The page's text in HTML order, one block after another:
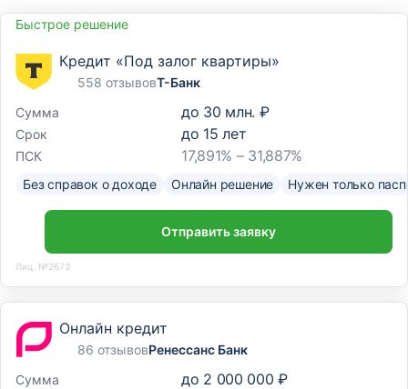
Быстрое решение
Кредит «Под залог квартиры»
558 отзывовТ-Банк
Сумма
до 30 млн. ₽
Срок до 15 лет
ПСК 17,891% – 31,887%
Без справок о доходе Онлайн решение Нужен только
Отправить заявку
Лиц. №2673
Онлайн кредит
86 отзывовРенессанс Банк
Сумма
до 2 000 000 ₽